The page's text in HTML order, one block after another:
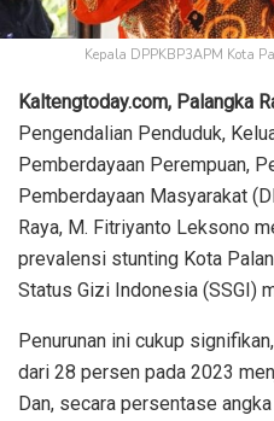
Kepala DPPKBP3APM Kota
Kaltengtoday.com, Palangka
Pengendalian Penduduk,
Pemberdayaan Perempuan,
Pemberdayaan Masyarakat
Raya, M. Fitriyanto Leksono
prevalensi stunting Kota
Status Gizi Indonesia (SSGI)
Penurunan ini cukup
dari 28 persen pada 2023
Dan, secara persentase